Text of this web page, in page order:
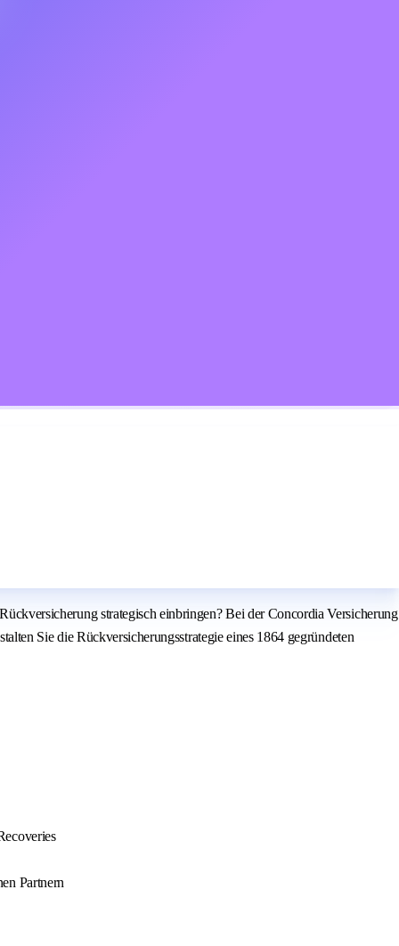
strategisch einbringen? Bei der Concordia Versicherung
Sie die Rückversicherungsstrategie eines 1864 gegründeten
Partnern